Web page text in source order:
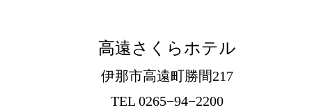
高遠さくらホテル
伊那市高遠町勝間217
TEL 0265−94−2200